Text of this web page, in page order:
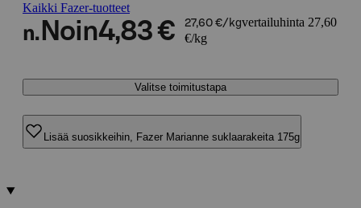
Kaikki Fazer-tuotteet
n. Noin4,83 € 27,60 €/kgvertailuhinta 27,60
€/kg
Valitse toimitustapa
Lisää suosikkeihin, Fazer Marianne suklaarakeita 175g